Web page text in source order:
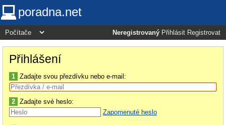
poradna.net
Neregistrovaný Přihlásit Registrovat
Přihlášení
1 Zadajte svou přezdívku nebo e-mail:
2 Zadajte své heslo:
Zapomenuté heslo